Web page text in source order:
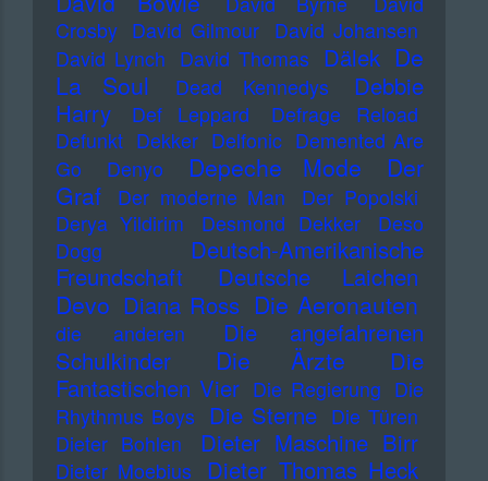
Crosby David Gilmour David Johansen
David Lynch David Thomas Dälek De
La Soul
Dead Kennedys
Debbie
Harry
Def Leppard
Defrage Reload
Defunkt Dekker Delfonic Demented Are
Go
Denyo Depeche Mode
Der
Graf
Der moderne Man
Der Popolski
Derya Yildirim
Desmond Dekker
Deso
Dogg
Deutsch-Amerikanische
Freundschaft
Deutsche Laichen
Devo Diana Ross Die Aeronauten
die anderen
Die angefahrenen
Schulkinder
Die Ärzte
Die
Fantastischen Vier Die Regierung Die
Rhythmus Boys Die Sterne Die Türen
Dieter Bohlen
Dieter Maschine Birr
Dieter Moebius Dieter Thomas Heck